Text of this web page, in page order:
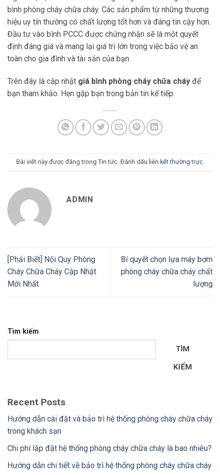
bình phòng cháy chữa cháy. Các sản phẩm từ những thương
hiệu uy tín thường có chất lượng tốt hơn và đáng tin cậy hơn.
Đầu tư vào bình PCCC được chứng nhận sẽ là một quyết
định đáng giá và mang lại giá trị lớn trong việc bảo vệ an
toàn cho gia đình và tài sản của bạn.
Trên đây là cập nhật giá bình phòng cháy chữa cháy để
bạn tham khảo. Hẹn gặp bạn trong bản tin kế tiếp.
Bài viết này được đăng trong Tin tức. Đánh dấu liên kết thường trực.
ADMIN
[Phải Biết] Nội Quy Phòng
Cháy Chữa Cháy Cập Nhật
Mới Nhất
Bí quyết chọn lựa máy bơm
phòng cháy chữa cháy chất
lượng
Tìm kiếm
TÌM
KIẾM
Recent Posts
Hướng dẫn cài đặt và bảo trì hệ thống phòng cháy chữa cháy
trong khách sạn
Chi phí lắp đặt hệ thống phòng cháy chữa cháy là bao nhiêu?
Hướng dẫn chi tiết về bảo trì hệ thống phòng cháy chữa cháy